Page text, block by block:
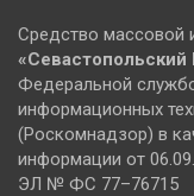
Средство массовой
«Севастопольский
Федеральной
информационных
(Роскомнадзор) в
информации от
ЭЛ № ФС 77–76715